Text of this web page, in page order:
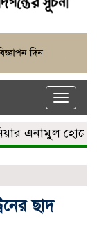
Toggle
এনামুল হোসেনকে
ছাদ